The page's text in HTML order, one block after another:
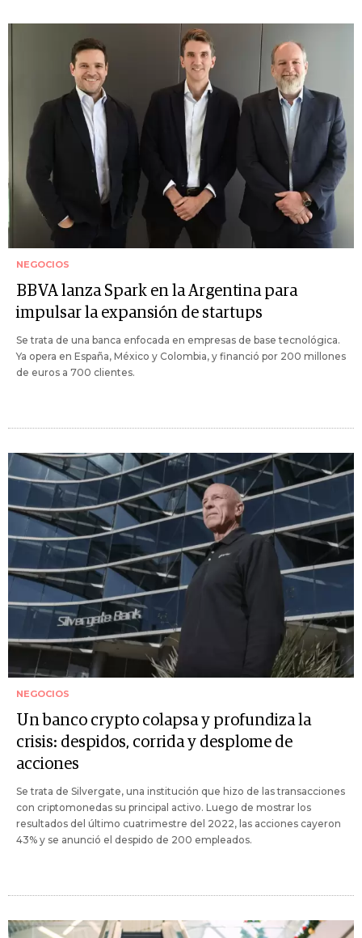
NEGOCIOS
BBVA lanza Spark en la Argentina para
impulsar la expansión de startups
Se trata de una banca enfocada en empresas de base tecnológica.
Ya opera en España, México y Colombia, y financió por 200 millones
de euros a 700 clientes.
NEGOCIOS
Un banco crypto colapsa y profundiza la
crisis: despidos, corrida y desplome de
acciones
Se trata de Silvergate, una institución que hizo de las transacciones
con criptomonedas su principal activo. Luego de mostrar los
resultados del último cuatrimestre del 2022, las acciones cayeron
43% y se anunció el despido de 200 empleados.